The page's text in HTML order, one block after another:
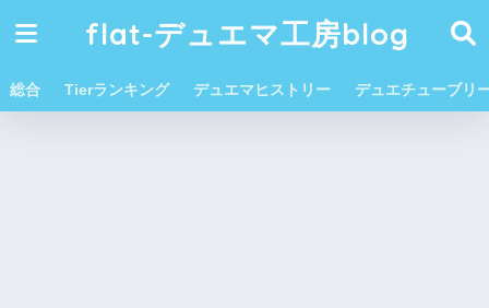
flat-デュエマ工房blog
総合 Tierランキング デュエマヒストリー デュエチューブリ